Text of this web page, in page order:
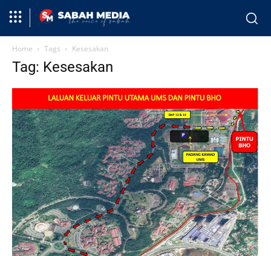
Home Tags Kesesakan
Tag: Kesesakan